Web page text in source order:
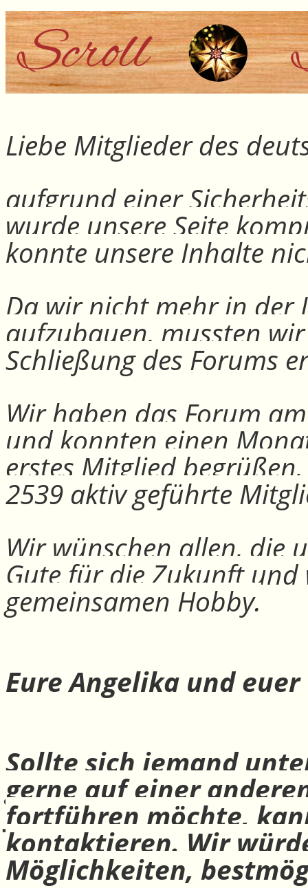
Liebe Mitglieder des
aufgrund einer
wurde unsere Seite
konnte unsere Inhalte
Da wir nicht mehr in der
aufzubauen, mussten
Schließung des Forums
Wir haben das Forum
und konnten einen
erstes Mitglied
2539 aktiv geführte
Wir wünschen allen, die
Gute für die Zukunft
gemeinsamen Hobby.
Eure Angelika und
Sollte sich jemand
gerne auf einer
fortführen möchte,
kontaktieren. Wir
Möglichkeiten,